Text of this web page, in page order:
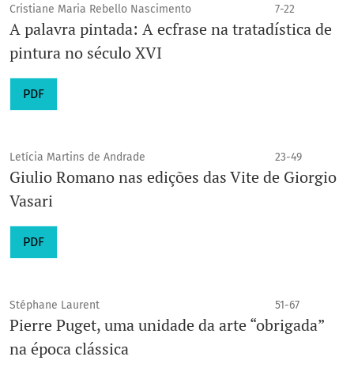
Cristiane Maria Rebello Nascimento 7-22
A palavra pintada: A ecfrase na tratadística de
pintura no século XVI
PDF
Letícia Martins de Andrade 23-49
Giulio Romano nas edições das Vite de Giorgio
Vasari
PDF
Stéphane Laurent 51-67
Pierre Puget, uma unidade da arte “obrigada”
na época clássica